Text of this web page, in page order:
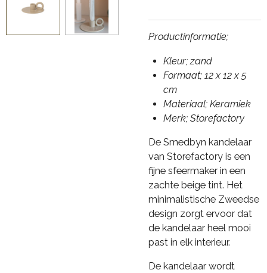
Productinformatie;
Kleur; zand
Formaat; 12 x 12 x 5
cm
Materiaal; Keramiek
Merk; Storefactory
De Smedbyn kandelaar
van Storefactory is een
fijne sfeermaker in een
zachte beige tint. Het
minimalistische Zweedse
design zorgt ervoor dat
de kandelaar heel mooi
past in elk interieur.
De kandelaar wordt